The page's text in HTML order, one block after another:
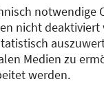
notwendige
nicht deaktiviert
Medien zu
werden.